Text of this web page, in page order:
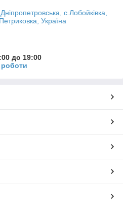
с.Лобойківка,
Україна
до 19:00
роботи